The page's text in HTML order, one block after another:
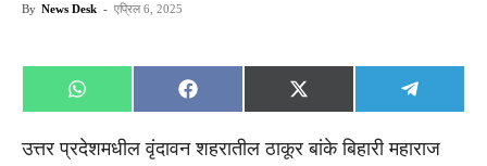
By News Desk - एप्रिल 6, 2025
Share
on
WhatsApp
Share
on
Facebook
Share
on
X
(Twitter)
Share
on
उत्तर प्रदेशमधील वृंदावन शहरातील ठाकूर बांके बिहारी महाराज